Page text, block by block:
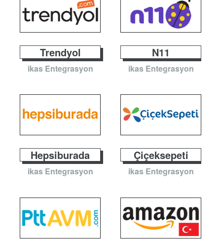
Trendyol
ikas Entegrasyon
N11
ikas Entegrasyon
Hepsiburada
ikas Entegrasyon
Çiçeksepeti
ikas Entegrasyon